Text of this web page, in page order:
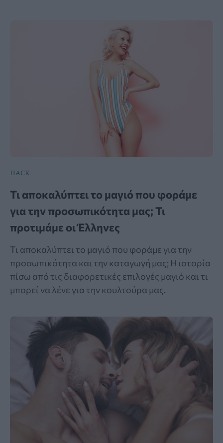
HACK
Τι αποκαλύπτει το μαγιό που φοράμε
για την προσωπικότητα μας; Τι
προτιμάμε οι Έλληνες
Τι αποκαλύπτει το μαγιό που φοράμε για την
προσωπικότητα και την καταγωγή μας; Η ιστορία
πίσω από τις διαφορετικές επιλογές μαγιό και τι
μπορεί να λένε για την κουλτούρα μας.